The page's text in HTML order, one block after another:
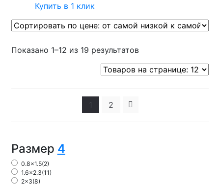
Купить в 1 клик
Показано 1–12 из 19 результатов
1 2
Размер 4
0.8x1.5(2)
1.6x2.3(11)
2x3(8)